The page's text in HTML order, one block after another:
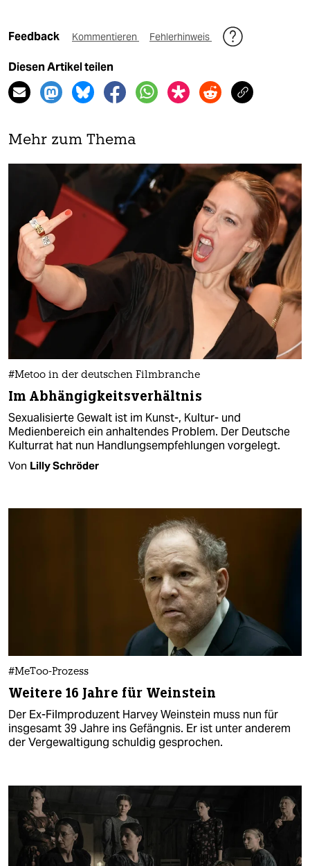
Feedback Kommentieren Fehlerhinweis
Diesen Artikel teilen
Mehr zum Thema
#Metoo in der deutschen Filmbranche
Im Abhängigkeitsverhältnis
Sexualisierte Gewalt ist im Kunst-, Kultur- und
Medienbereich ein anhaltendes Problem. Der Deutsche
Kulturrat hat nun Handlungsempfehlungen vorgelegt.
Von Lilly Schröder
#MeToo-Prozess
Weitere 16 Jahre für Weinstein
Der Ex-Filmproduzent Harvey Weinstein muss nun für
insgesamt 39 Jahre ins Gefängnis. Er ist unter anderem
der Vergewaltigung schuldig gesprochen.